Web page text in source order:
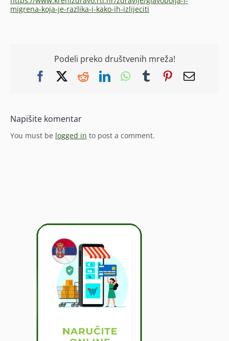
migrena-koja-je-razlika-i-kako-ih-izlijeciti
Podeli preko društvenih mreža!
Facebook
X RedditLinkedInWhatsApp
TumblrPinterest
Email
Napišite komentar
You must be logged in to post a comment.